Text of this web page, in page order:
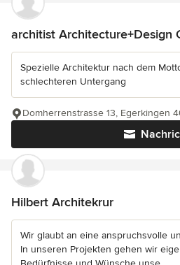
architist Architecture+Design
Spezielle Architektur nach dem
schlechteren Untergang
Domherrenstrasse 13, Egerkingen
Hilbert Architekrur
Wir glaubt an eine anspruchsvolle
In unseren Projekten gehen wir